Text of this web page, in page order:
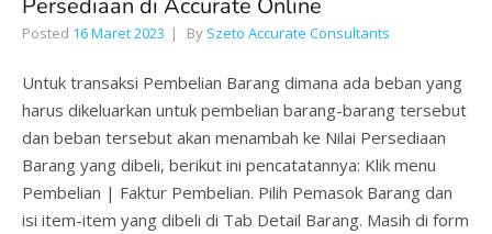
Persediaan di Accurate Online
Posted 16 Maret 2023 By Szeto Accurate Consultants
Untuk transaksi Pembelian Barang dimana ada beban yang
harus dikeluarkan untuk pembelian barang-barang tersebut
dan beban tersebut akan menambah ke Nilai Persediaan
Barang yang dibeli, berikut ini pencatatannya: Klik menu
Pembelian | Faktur Pembelian. Pilih Pemasok Barang dan
isi item-item yang dibeli di Tab Detail Barang. Masih di form